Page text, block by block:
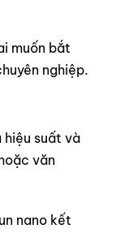
muốn bắt
nghiệp.
hiệu suất và
văn
nano kết